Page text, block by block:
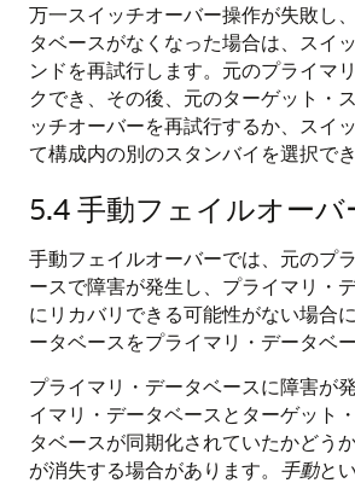
万一スイッチオーバー操作が失敗し
タベースがなくなった場合は、スイ
ンドを再試行します。元のプライマ
クでき、その後、元のターゲット・
ッチオーバーを再試行するか、スイ
て構成内の別のスタンバイを選択でき
5.4手動フェイルオーバ
手動フェイルオーバーでは、元のプ
ースで障害が発生し、プライマリ・
にリカバリできる可能性がない場合
ータベースをプライマリ・データベ
プライマリ・データベースに障害が
イマリ・データベースとターゲット
タベースが同期化されていたかどう
が消失する場合があります。 手動と